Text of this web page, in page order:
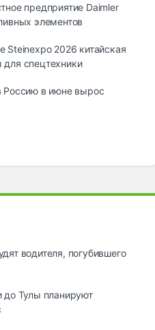
предприятие Daimler
элементов
Steinexpo 2026 китайская
спецтехники
Россию в июне вырос
водителя, погубившего
до Тулы планируют